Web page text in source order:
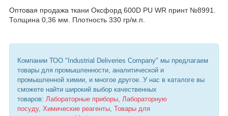
Оптовая продажа ткани Оксфорд 600D PU WR принт №8991.
Толщина 0,36 мм. Плотность 330 гр/м.п.
Компании ТОО "Industrial Deliveries Company" мы предлагаем
товары для промышленности, аналитической и
промышленной химии, и многое другое. У нас в каталоге вы
сможете найти широкий выбор качественных
товаров: Лабораторные приборы, Лабораторную
посуду, Химические реагенты, Товары для